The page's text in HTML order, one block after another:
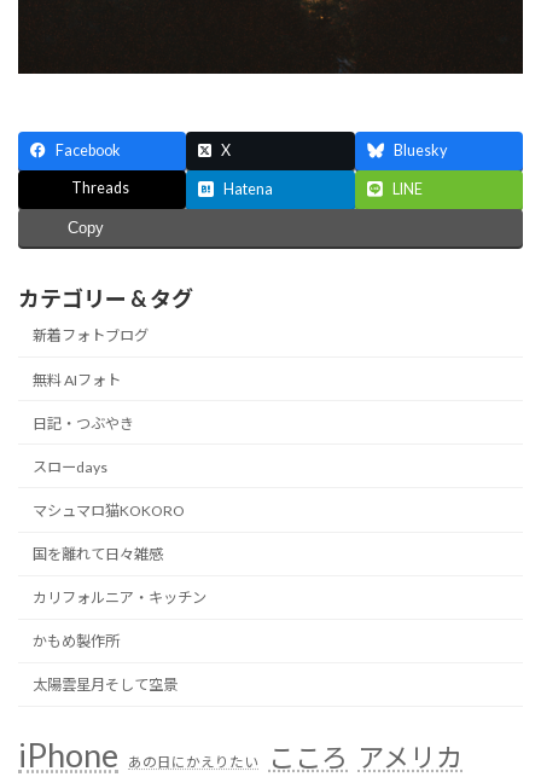
Facebook X Bluesky
Threads Hatena LINE
Copy
カテゴリー & タグ
新着フォトブログ
無料 AIフォト
日記・つぶやき
スローdays
マシュマロ猫KOKORO
国を離れて日々雑感
カリフォルニア・キッチン
かもめ製作所
太陽雲星月そして空景
iPhone あの日にかえりたい こころ アメリカ